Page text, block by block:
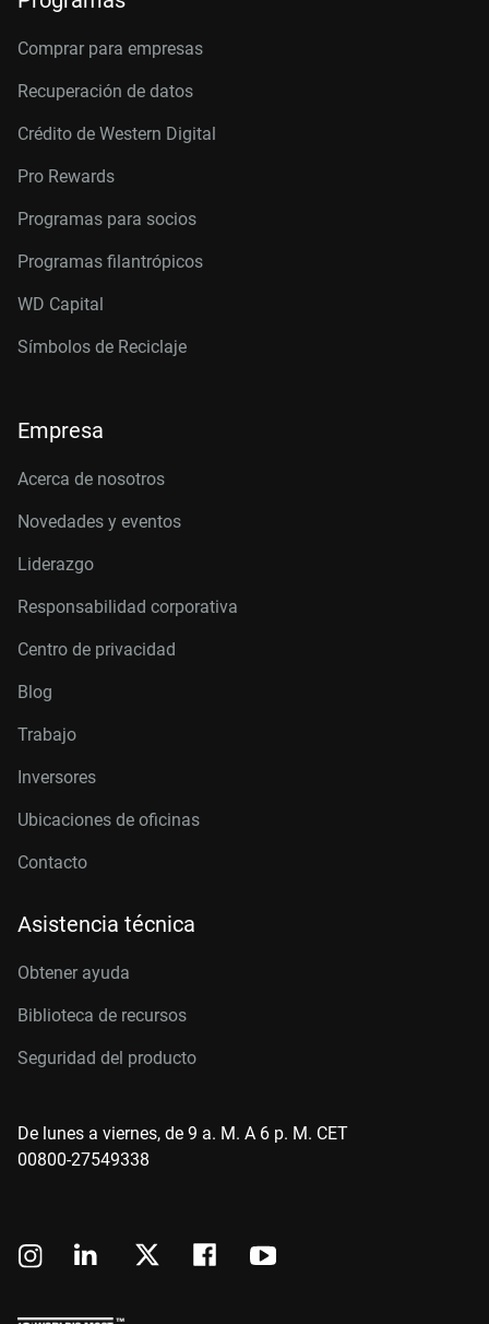
Comprar para empresas
Recuperación de datos
Crédito de Western Digital
Pro Rewards
Programas para socios
Programas filantrópicos
WD Capital
Símbolos de Reciclaje
Empresa
Acerca de nosotros
Novedades y eventos
Liderazgo
Responsabilidad corporativa
Centro de privacidad
Blog
Trabajo
Inversores
Ubicaciones de oficinas
Contacto
Asistencia técnica
Obtener ayuda
Biblioteca de recursos
Seguridad del producto
De lunes a viernes, de 9 a. M. A 6 p. M. CET
00800-27549338